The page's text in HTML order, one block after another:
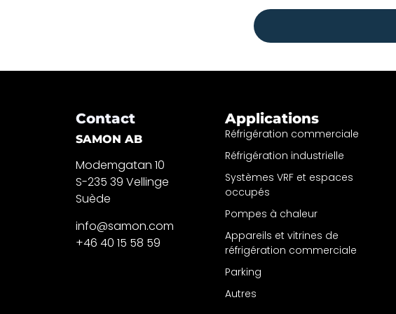
Contact
SAMON AB
Modemgatan 10
S-235 39 Vellinge
Suède
info@samon.com
+46 40 15 58 59
Applications
Réfrigération commerciale
Réfrigération industrielle
Systèmes VRF et espaces
occupés
Pompes à chaleur
Appareils et vitrines de
réfrigération commerciale
Parking
Autres